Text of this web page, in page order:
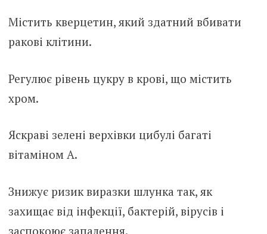
Містить кверцетин, який здатний вбивати
ракові клітини.
Регулює рівень цукру в крові, що містить
хром.
Яскраві зелені верхівки цибулі багаті
вітаміном А.
Знижує ризик виразки шлунка так, як
захищає від інфекції, бактерій, вірусів і
заспокоює запалення.